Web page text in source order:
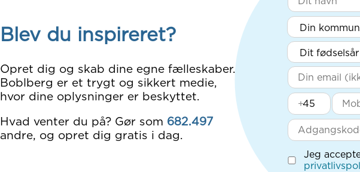
Blev du inspireret?
Opret dig og skab dine egne fælleskaber.
Boblberg er et trygt og sikkert medie,
hvor dine oplysninger er beskyttet.
Hvad venter du på? Gør som 682.497
andre, og opret dig gratis i dag.
+
Jeg